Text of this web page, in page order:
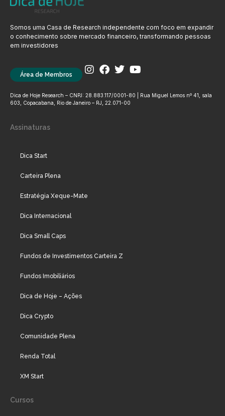
Somos uma Casa de Research independente com foco em expandir
o conhecimento sobre mercado financeiro, transformando pessoas
em investidores
Área de Membros
Dica de Hoje Research – CNPJ: 28.883.117/0001-80 | Rua Miguel Lemos nº 41, sala
603, Copacabana, Rio de Janeiro – RJ, 22.071-00
Assinaturas
Dica Start
Carteira Plena
Estratégia Xeque-Mate
Dica Internacional
Dica Small Caps
Fundos de Investimentos Carteira Z
Fundos Imobiliários
Dica de Hoje – Ações
Dica Crypto
Comunidade Plena
Renda Total
XM Start
Cursos